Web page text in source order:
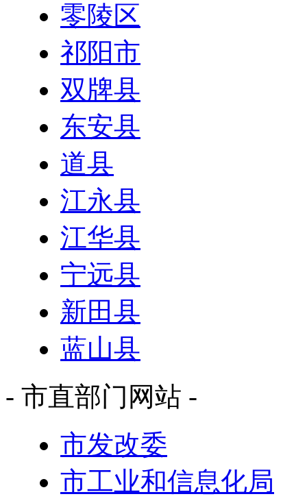
零陵区
祁阳市
双牌县
东安县
道县
江永县
江华县
宁远县
新田县
蓝山县
- 市直部门网站 -
市发改委
市工业和信息化局